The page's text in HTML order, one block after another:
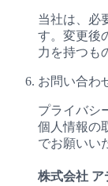
当社は、必
す。変更後
力を持つも
お問い合わ
プライバシ
個人情報の
でお願いい
株式会社 ア